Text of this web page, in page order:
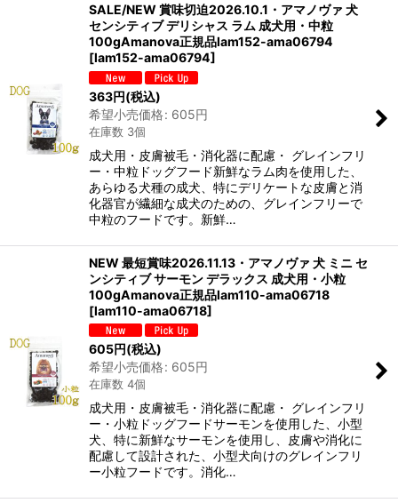
SALE/NEW 賞味切迫2026.10.1・アマノヴァ 犬
センシティブ デリシャス ラム 成犬用・中粒
100gAmanova正規品lam152-ama06794
[lam152-ama06794]
363円(税込)
希望小売価格: 605円
在庫数 3個
成犬用・皮膚被毛・消化器に配慮・ グレインフリ
ー・中粒ドッグフード新鮮なラム肉を使用した、
あらゆる犬種の成犬、特にデリケートな皮膚と消
化器官が繊細な成犬のための、グレインフリーで
中粒のフードです。新鮮…
NEW 最短賞味2026.11.13・アマノヴァ 犬 ミニ セ
ンシティブ サーモン デラックス 成犬用・小粒
100gAmanova正規品lam110-ama06718
[lam110-ama06718]
605円(税込)
希望小売価格: 605円
在庫数 4個
成犬用・皮膚被毛・消化器に配慮・ グレインフリ
ー・小粒ドッグフードサーモンを使用した、小型
犬、特に新鮮なサーモンを使用し、皮膚や消化に
配慮して設計された、小型犬向けのグレインフリ
ー小粒フードです。消化…